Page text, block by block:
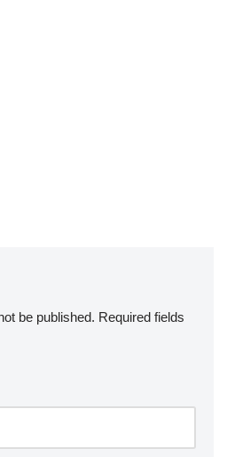
be published. Required fields